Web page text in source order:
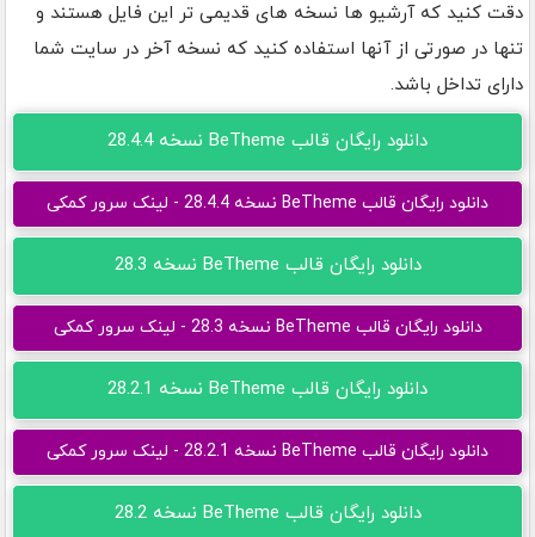
دقت کنید که آرشیو ها نسخه های قدیمی تر این فایل هستند و
تنها در صورتی از آنها استفاده کنید که نسخه آخر در سایت شما
دارای تداخل باشد.
دانلود رایگان قالب BeTheme نسخه 28.4.4
دانلود رایگان قالب BeTheme نسخه 28.4.4 - لینک سرور کمکی
دانلود رایگان قالب BeTheme نسخه 28.3
دانلود رایگان قالب BeTheme نسخه 28.3 - لینک سرور کمکی
دانلود رایگان قالب BeTheme نسخه 28.2.1
دانلود رایگان قالب BeTheme نسخه 28.2.1 - لینک سرور کمکی
دانلود رایگان قالب BeTheme نسخه 28.2